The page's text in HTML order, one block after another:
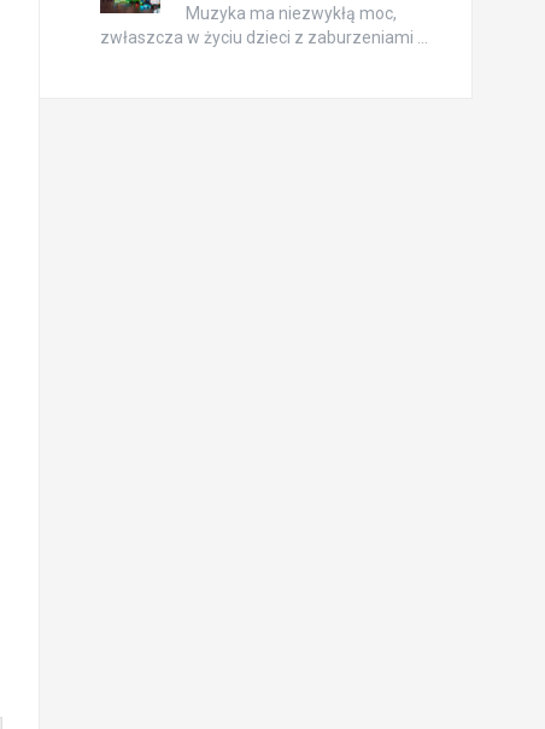
Muzyka ma niezwykłą moc,
zwłaszcza w życiu dzieci z zaburzeniami …